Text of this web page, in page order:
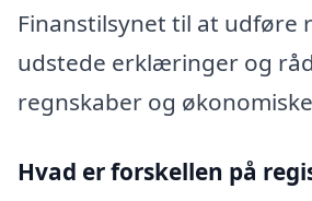
Finanstilsynet til at udføre
udstede erklæringer og
regnskaber og
Hvad er forskellen på